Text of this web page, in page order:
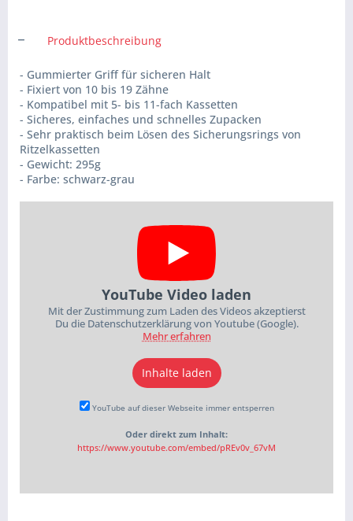
Produktbeschreibung
- Gummierter Griff für sicheren Halt
- Fixiert von 10 bis 19 Zähne
- Kompatibel mit 5- bis 11-fach Kassetten
- Sicheres, einfaches und schnelles Zupacken
- Sehr praktisch beim Lösen des Sicherungsrings von
Ritzelkassetten
- Gewicht: 295g
- Farbe: schwarz-grau
YouTube Video laden
Mit der Zustimmung zum Laden des Videos akzeptierst
Du die Datenschutzerklärung von Youtube (Google).
Mehr erfahren
Inhalte laden
YouTube auf dieser Webseite immer entsperren
Oder direkt zum Inhalt:
https://www.youtube.com/embed/pREv0v_67vM